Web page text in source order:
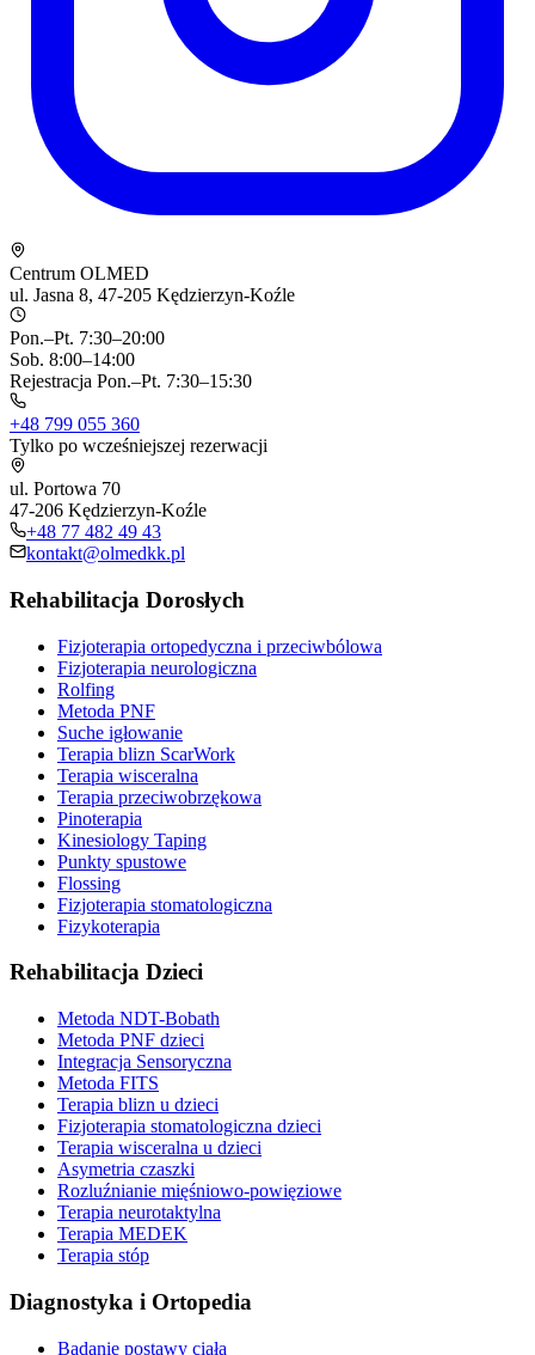
Centrum OLMED
ul. Jasna 8, 47-205 Kędzierzyn-Koźle
Pon.–Pt. 7:30–20:00
Sob. 8:00–14:00
Rejestracja Pon.–Pt. 7:30–15:30
+48 799 055 360
Tylko po wcześniejszej rezerwacji
ul. Portowa 70
47-206 Kędzierzyn-Koźle
+48 77 482 49 43
kontakt@olmedkk.pl
Rehabilitacja Dorosłych
Fizjoterapia ortopedyczna i przeciwbólowa
Fizjoterapia neurologiczna
Rolfing
Metoda PNF
Suche igłowanie
Terapia blizn ScarWork
Terapia wisceralna
Terapia przeciwobrzękowa
Pinoterapia
Kinesiology Taping
Punkty spustowe
Flossing
Fizjoterapia stomatologiczna
Fizykoterapia
Rehabilitacja Dzieci
Metoda NDT-Bobath
Metoda PNF dzieci
Integracja Sensoryczna
Metoda FITS
Terapia blizn u dzieci
Fizjoterapia stomatologiczna dzieci
Terapia wisceralna u dzieci
Asymetria czaszki
Rozluźnianie mięśniowo-powięziowe
Terapia neurotaktylna
Terapia MEDEK
Terapia stóp
Diagnostyka i Ortopedia
Badanie postawy ciała